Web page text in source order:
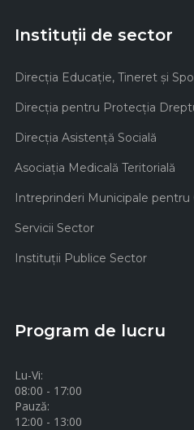
Instituții de sector
Direcţia Educaţie, Tineret şi
Direcţia pentru Protecţia
Direcţia Asistenţă Socială
Asociaţia Medicală Teritorială
Intreprinderi Municipale pentru
Servicii Sector
Instituţii Publice Sector
Program de lucru
Lu-Vi:
08:00 - 17:00
Pauză:
12:00 - 13:00